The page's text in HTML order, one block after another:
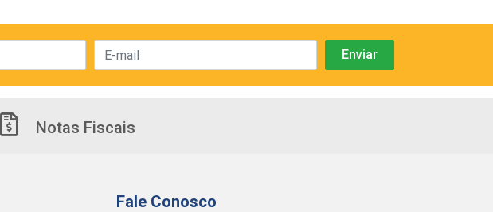
Notas Fiscais
Fale Conosco